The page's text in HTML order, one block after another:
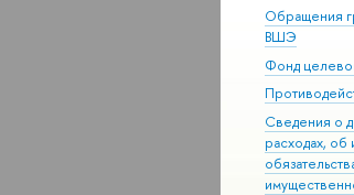
Обращения
ВШЭ
Фонд
Сведения о
расходах, об